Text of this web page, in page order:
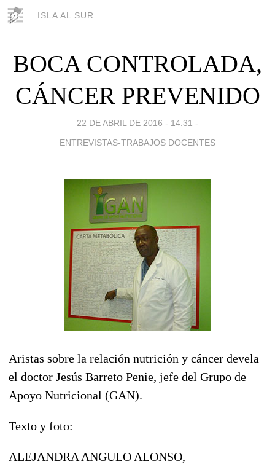
ISLA AL SUR
BOCA CONTROLADA,
CÁNCER PREVENIDO
22 DE ABRIL DE 2016 - 14:31 -
ENTREVISTAS-TRABAJOS DOCENTES
Aristas sobre la relación nutrición y cáncer devela
el doctor Jesús Barreto Penie, jefe del Grupo de
Apoyo Nutricional (GAN).
Texto y foto:
ALEJANDRA ANGULO ALONSO,